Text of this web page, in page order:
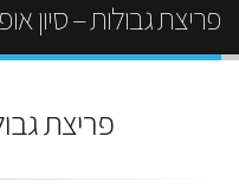
פריצת גבולות – סיון
פריצת